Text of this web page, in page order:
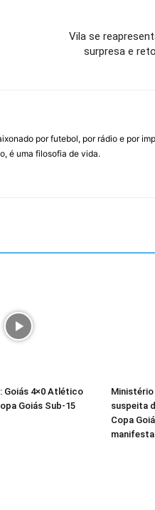
Vila se
surpresa e
por futebol, por rádio e por
é uma filosofia de vida.
Goiás 4×0 Atlético
Goiás Sub-15
suspeita
Copa
manifesta